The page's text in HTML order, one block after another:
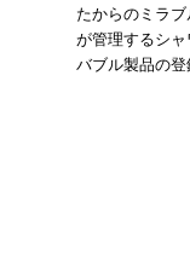
たからのミラ
が管理するシ
バブル製品の登